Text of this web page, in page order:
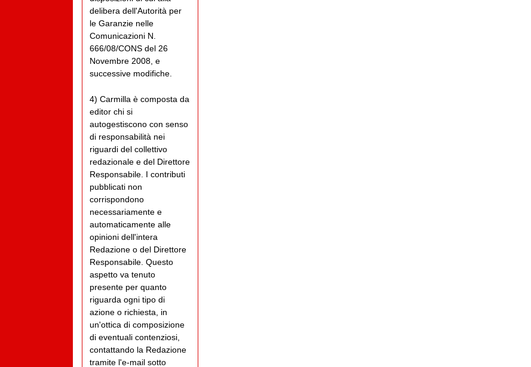
delibera dell'Autorità per
le Garanzie nelle
Comunicazioni N.
666/08/CONS del 26
Novembre 2008, e
successive modifiche.
4) Carmilla è composta da
editor chi si
autogestiscono con senso
di responsabilità nei
riguardi del collettivo
redazionale e del Direttore
Responsabile. I contributi
pubblicati non
corrispondono
necessariamente e
automaticamente alle
opinioni dell'intera
Redazione o del Direttore
Responsabile. Questo
aspetto va tenuto
presente per quanto
riguarda ogni tipo di
azione o richiesta, in
un'ottica di composizione
di eventuali contenziosi,
contattando la Redazione
tramite l'e-mail sotto